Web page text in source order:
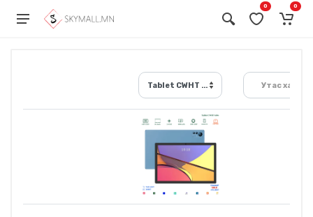
0 0
Tablet CWHT G106 /10.1 inch/ Утас хайх...